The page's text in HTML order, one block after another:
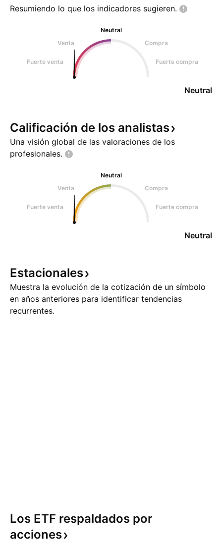
Resumiendo lo que los indicadores sugieren.
Neutral
Venta
Compra
Fuerte venta Fuerte compra
Neutral
Calificación de los analistas
Una visión global de las valoraciones de los
profesionales.
Neutral
Venta
Compra
Fuerte venta Fuerte compra
Neutral
Estacionales
Muestra la evolución de la cotización de un símbolo
en años anteriores para identificar tendencias
recurrentes.
Los ETF respaldados por
acciones